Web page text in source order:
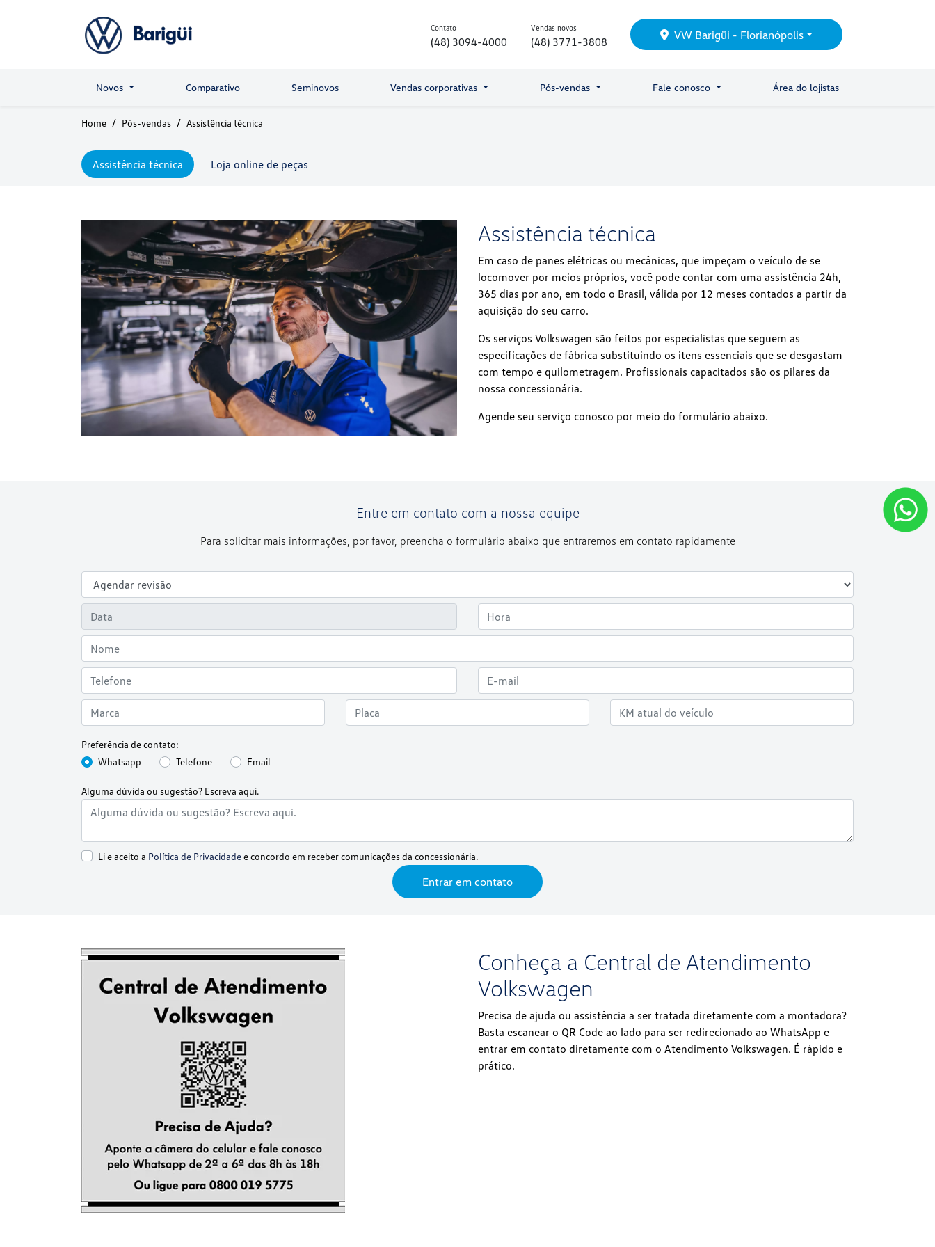
Contato
(48) 3094-4000
Vendas novos
(48) 3771-3808 VW Barigüi - Florianópolis
Novos Comparativo Seminovos Vendas corporativas Pós-vendas Fale conosco Área do lojistas
Home Pós-vendas Assistência técnica
Assistência técnica Loja online de peças
Assistência técnica
Em caso de panes elétricas ou mecânicas, que impeçam o veículo de se
locomover por meios próprios, você pode contar com uma assistência 24h,
365 dias por ano, em todo o Brasil, válida por 12 meses contados a partir da
aquisição do seu carro.
Os serviços Volkswagen são feitos por especialistas que seguem as
especificações de fábrica substituindo os itens essenciais que se desgastam
com tempo e quilometragem. Profissionais capacitados são os pilares da
nossa concessionária.
Agende seu serviço conosco por meio do formulário abaixo.
Entre em contato com a nossa equipe
Para solicitar mais informações, por favor, preencha o formulário abaixo que entraremos em contato rapidamente
Preferência de contato:
Whatsapp
Telefone Email
Alguma dúvida ou sugestão? Escreva aqui.
Li e aceito a Política de Privacidadee concordo em receber comunicações da concessionária.
Entrar em contato
Conheça a Central de Atendimento
Volkswagen
Precisa de ajuda ou assistência a ser tratada diretamente com a montadora?
Basta escanear o QR Code ao lado para ser redirecionado ao WhatsApp e
entrar em contato diretamente com o Atendimento Volkswagen. É rápido e
prático.